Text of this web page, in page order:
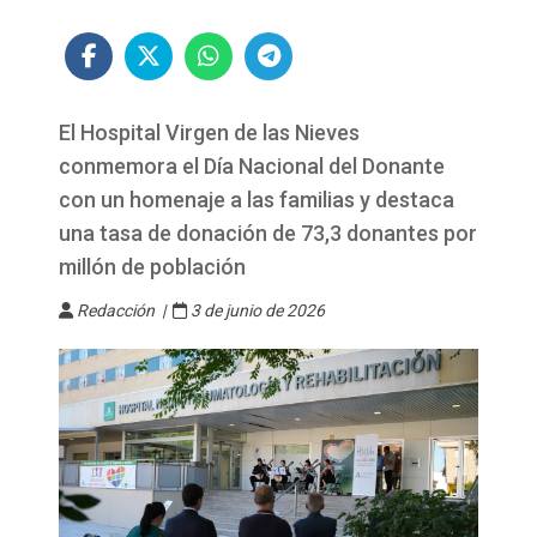
El Hospital Virgen de las Nieves
conmemora el Día Nacional del Donante
con un homenaje a las familias y destaca
una tasa de donación de 73,3 donantes por
millón de población
Redacción | 3 de junio de 2026